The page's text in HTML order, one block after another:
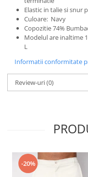
Elastic in talie si snur
Culoare: Navy
Copozitie 74%
Modelul are inaltime
L
Informatii conformitate
Review-uri(0)
-20%